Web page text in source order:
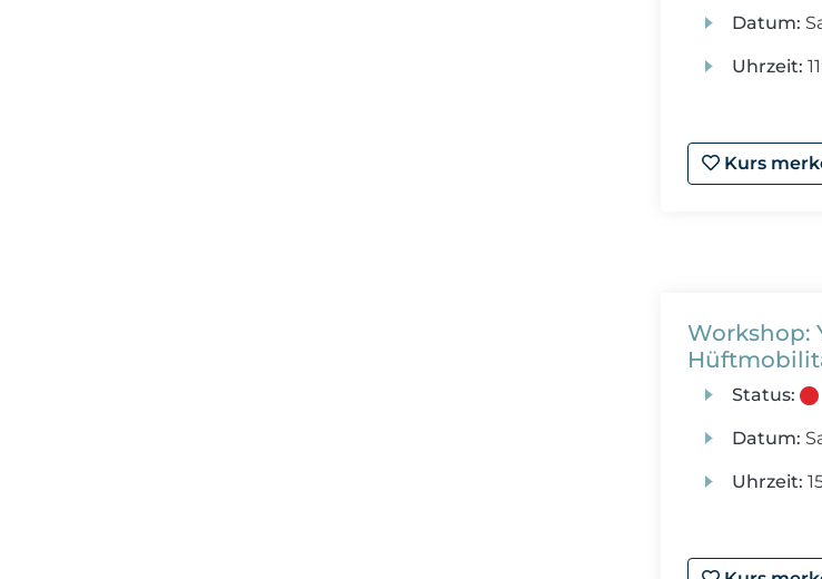
Datum:
Uhrzeit:
Kurs
Workshop:
Status:
Datum:
Uhrzeit: